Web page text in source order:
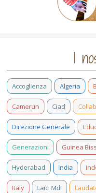
I
Accoglienza Algeria
Camerun Ciad
Direzione Generale
Generazioni Guinea
Hyderabad India
Italy Laici MdI